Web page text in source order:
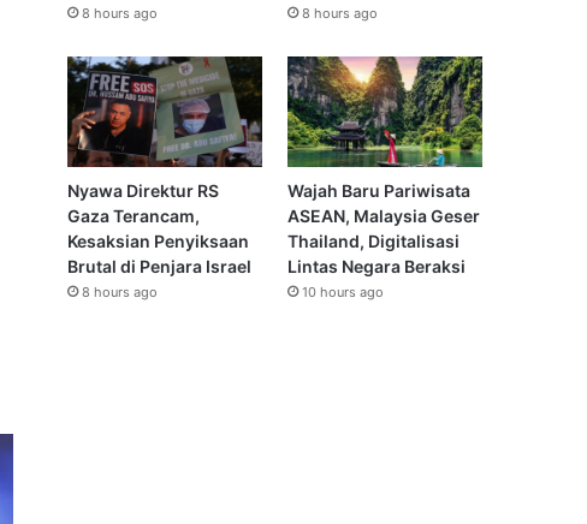
8 hours ago 8 hours ago
Nyawa Direktur RS
Gaza Terancam,
Kesaksian Penyiksaan
Brutal di Penjara Israel
8 hours ago
Wajah Baru Pariwisata
ASEAN, Malaysia Geser
Thailand, Digitalisasi
Lintas Negara Beraksi
10 hours ago